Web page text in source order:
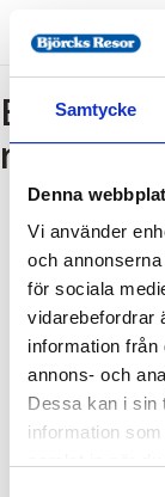
Samtycke
Denna
Vi använder
och
för sociala
vidarebefordrar
information från
annons- och
Dessa kan i sin
information
Bokning
Tillbaka till
1. Antal
2.
3. Betalning
Fel